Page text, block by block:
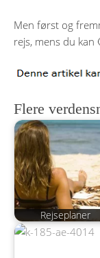
Men først og
rejs, mens du kan
Flere
Rejseplaner